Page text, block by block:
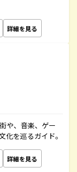
詳細を見る
や、音楽、ゲー
化を巡るガイド。
詳細を見る